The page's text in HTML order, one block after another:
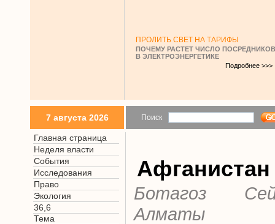
ПРОЛИТЬ СВЕТ НА ТАРИФЫ
ПОЧЕМУ РАСТЕТ ЧИСЛО ПОСРЕДНИКОВ
В ЭЛЕКТРОЭНЕРГЕТИКЕ
Подробнее >>>
7 августа 2026 Поиск
Главная страница
Неделя власти
События
Исследования
Право
Экология
36,6
Тема
Афганистан
Ботагоз
Алматы